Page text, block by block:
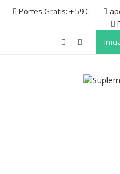
Skip Portes Gratis: + 59 €